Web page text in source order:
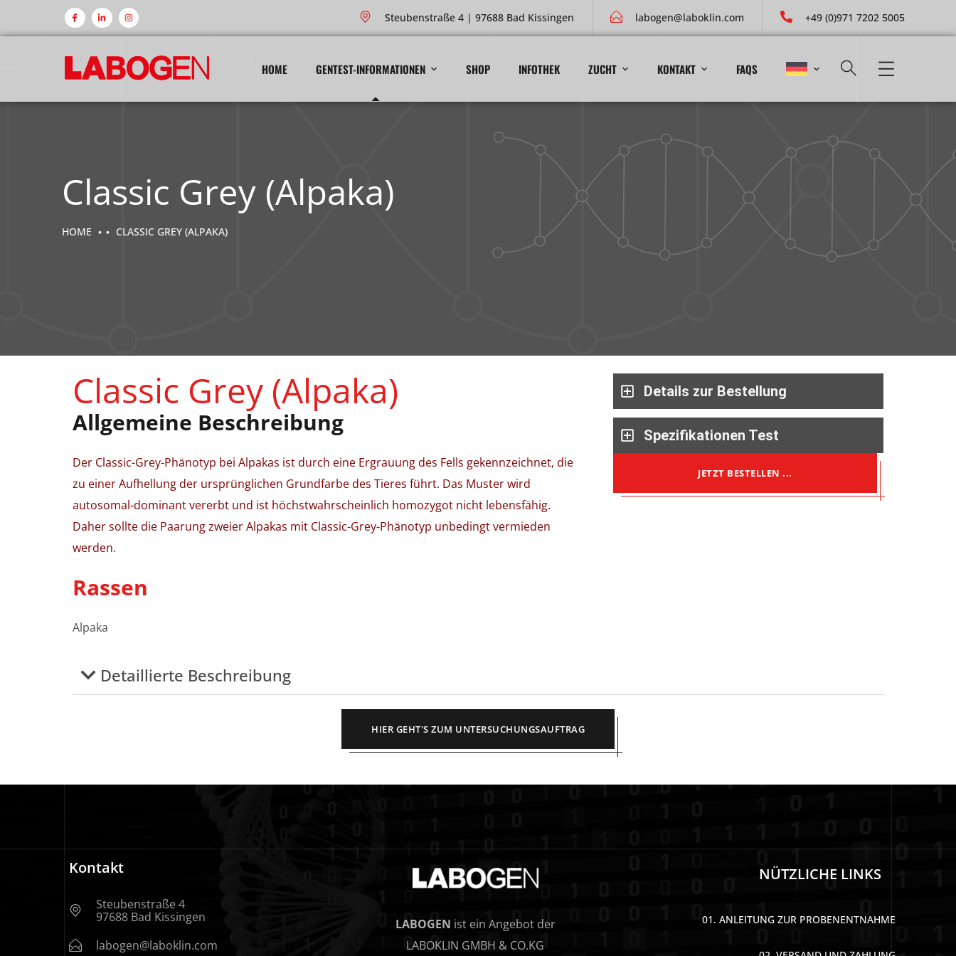
Steubenstraße 4 | 97688 Bad Kissingen labogen@laboklin.com +49 (0)971 7202 5005
HOME GENTEST-INFORMATIONEN SHOP INFOTHEK ZUCHT KONTAKT FAQS
Classic Grey (Alpaka)
HOME CLASSIC GREY (ALPAKA)
Classic Grey (Alpaka)
Allgemeine Beschreibung
Der Classic-Grey-Phänotyp bei Alpakas ist durch eine Ergrauung des Fells gekennzeichnet, die
zu einer Aufhellung der ursprünglichen Grundfarbe des Tieres führt. Das Muster wird
autosomal-dominant vererbt und ist höchstwahrscheinlich homozygot nicht lebensfähig.
Daher sollte die Paarung zweier Alpakas mit Classic-Grey-Phänotyp unbedingt vermieden
werden.
Rassen
Alpaka
Details zur Bestellung
Spezifikationen Test
JETZT BESTELLEN ...
Detaillierte Beschreibung
HIER GEHT'S ZUM UNTERSUCHUNGSAUFTRAG
Kontakt
Steubenstraße 4
97688 Bad Kissingen
labogen@laboklin.com
LABOGEN ist ein Angebot der
LABOKLIN GMBH & CO.KG
NÜTZLICHE LINKS
01. ANLEITUNG ZUR PROBENENTNAHME